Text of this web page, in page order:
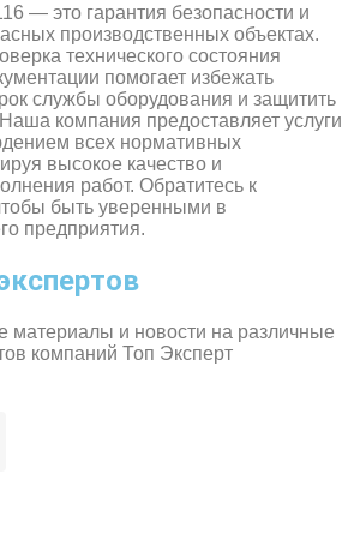
— это гарантия безопасности и
производственных объектах.
технического состояния
помогает избежать
службы оборудования и защитить
компания предоставляет услуги
всех нормативных
высокое качество и
работ. Обратитесь к
быть уверенными в
предприятия.
материалы и новости на различные
компаний Топ Эксперт